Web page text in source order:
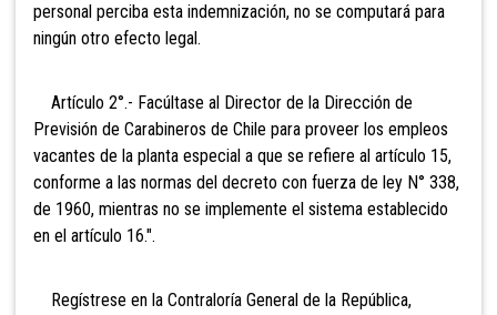
personal perciba esta indemnización, no se computará para
ningún otro efecto legal.
Artículo 2°.- Facúltase al Director de la Dirección de
Previsión de Carabineros de Chile para proveer los empleos
vacantes de la planta especial a que se refiere al artículo 15,
conforme a las normas del decreto con fuerza de ley N° 338,
de 1960, mientras no se implemente el sistema establecido
en el artículo 16.".
Regístrese en la Contraloría General de la República,